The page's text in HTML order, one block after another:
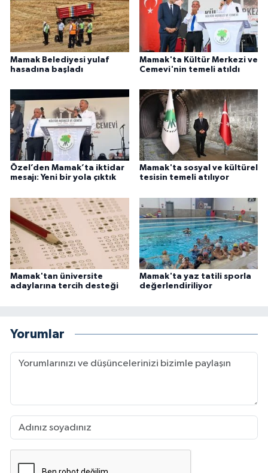
Mamak Belediyesi yulaf
hasadına başladı
Mamak'ta Kültür Merkezi ve
Cemevi'nin temeli atıldı
Özel’den Mamak’ta iktidar
mesajı: Yeni bir yola çıktık
Mamak'ta sosyal ve kültürel
tesisin temeli atılıyor
Mamak'tan üniversite
adaylarına tercih desteği
Mamak'ta yaz tatili sporla
değerlendiriliyor
Yorumlar